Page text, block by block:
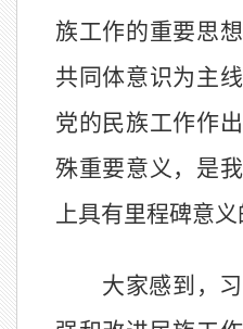
族工作的重要思
共同体意识为主
党的民族工作作
殊重要意义，是
上具有里程碑意义
大家感到，